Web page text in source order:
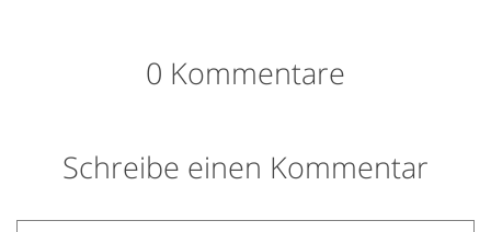
0 Kommentare
Schreibe einen Kommentar